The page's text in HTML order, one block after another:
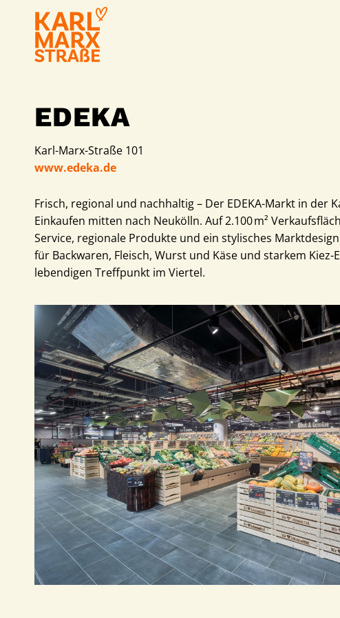
EDEKA
Karl-Marx-Straße 101
www.edeka.de
Frisch, regional und nachhaltig – Der EDEKA-Markt in der
Einkaufen mitten nach Neukölln. Auf 2.100 m²
Service, regionale Produkte und ein stylisches
für Backwaren, Fleisch, Wurst und Käse und starkem
lebendigen Treffpunkt im Viertel.